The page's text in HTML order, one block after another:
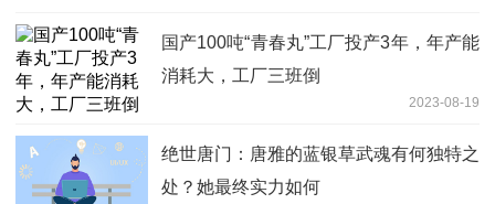
国产100吨“青春丸”工厂投产3年，年产能
消耗大，工厂三班倒
2023-08-19
绝世唐门：唐雅的蓝银草武魂有何独特之
处？她最终实力如何